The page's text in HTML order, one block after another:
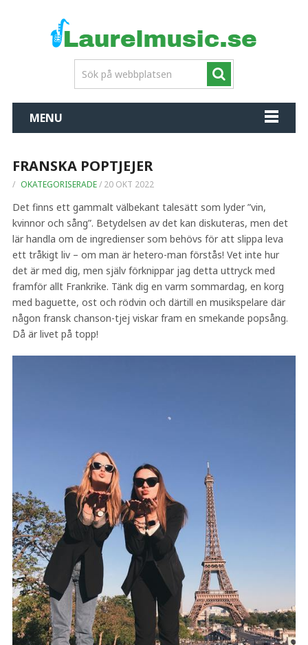
MENU
FRANSKA POPTJEJER
/ OKATEGORISERADE/ 20 OKT 2022
Det finns ett gammalt välbekant talesätt som lyder ”vin,
kvinnor och sång”. Betydelsen av det kan diskuteras, men det
lär handla om de ingredienser som behövs för att slippa leva
ett tråkigt liv – om man är hetero-man förstås! Vet inte hur
det är med dig, men själv förknippar jag detta uttryck med
framför allt Frankrike. Tänk dig en varm sommardag, en korg
med baguette, ost och rödvin och därtill en musikspelare där
någon fransk chanson-tjej viskar fram en smekande popsång.
Då är livet på topp!